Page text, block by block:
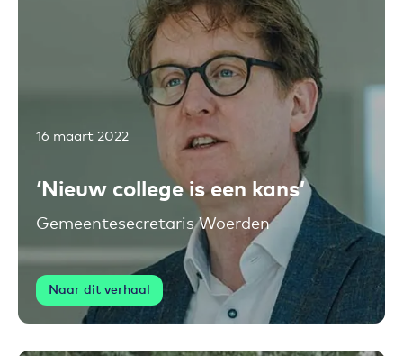
Toevoegen aan favorieten
16 maart 2022
‘Nieuw college is een kans’
Gemeentesecretaris Woerden
Naar dit verhaal